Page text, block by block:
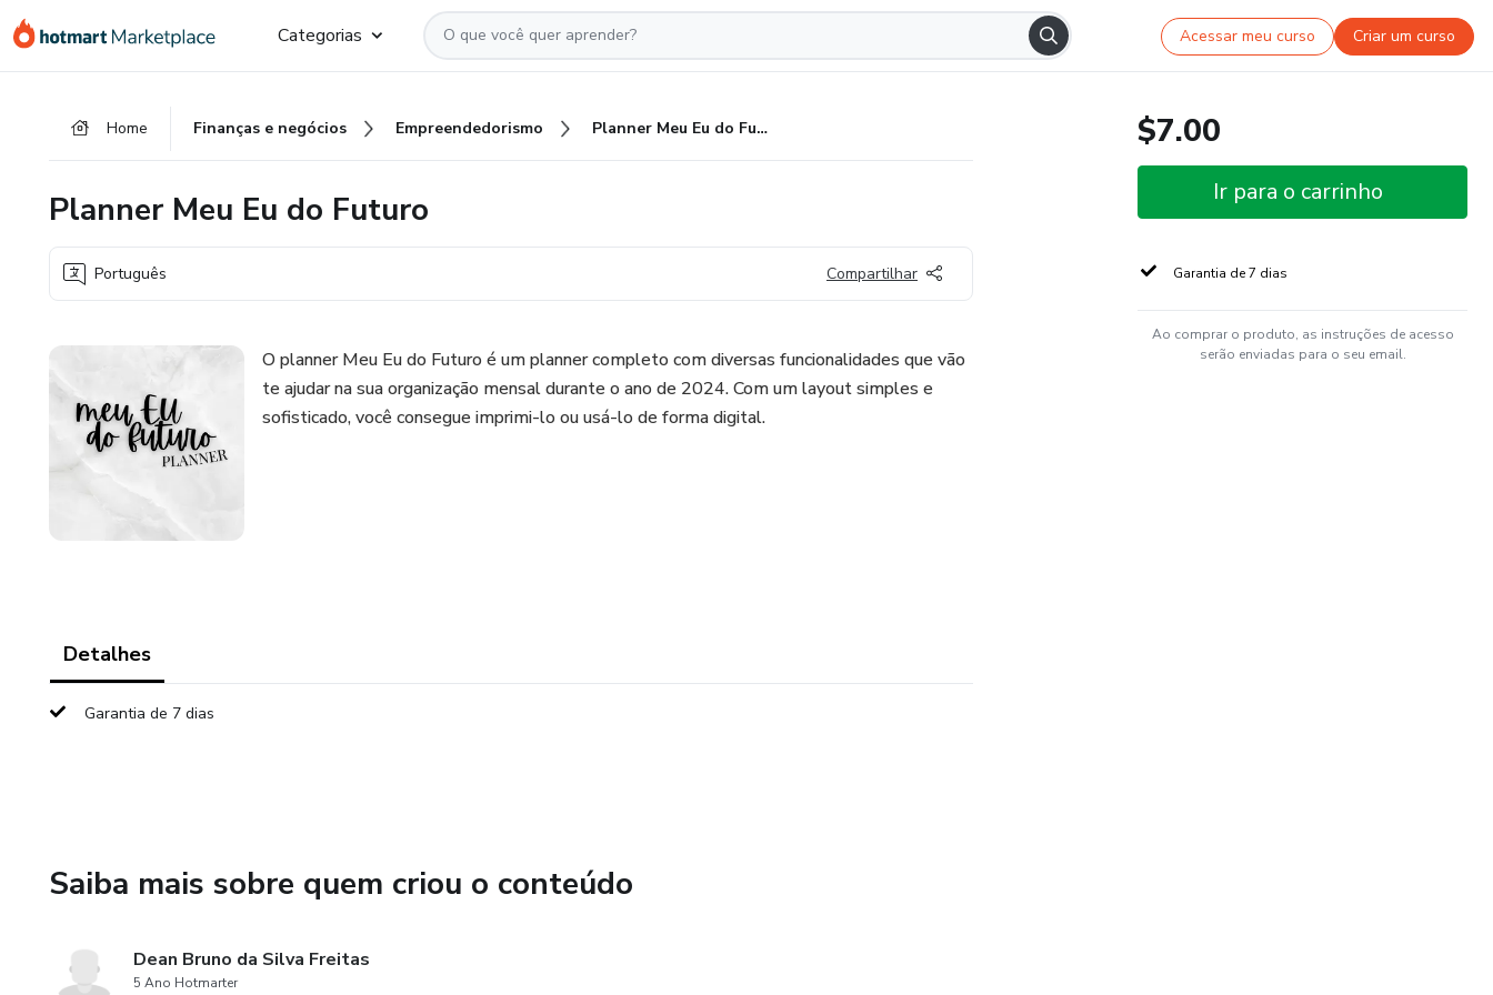
para
para
para
Categorias Acessar meu curso Criar um curso
Home Finanças e negócios Empreendedorismo Planner Meu Eu do Futuro
Planner Meu Eu do Futuro
Português Compartilhar
O planner Meu Eu do Futuro é um planner completo com diversas funcionalidades que vão
te ajudar na sua organização mensal durante o ano de 2024. Com um layout simples e
sofisticado, você consegue imprimi-lo ou usá-lo de forma digital.
Detalhes
Garantia de 7 dias
Saiba mais sobre quem criou o conteúdo
Dean Bruno da Silva Freitas
5 Ano Hotmarter
$7.00
Ir para o carrinho
Garantia de 7 dias
Ao comprar o produto, as instruções de acesso
serão enviadas para o seu email.